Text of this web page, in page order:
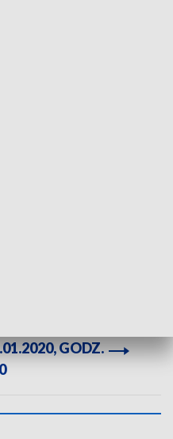
GODZ.